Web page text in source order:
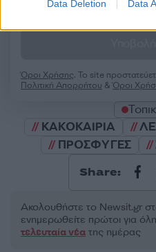
Data Deletion Data
Όροι Χρήσης. Το site
Πολιτική Απορρήτου &Όροι
ΚΑΚΟΚΑΙΡΙΑ
ΠΡΟΣΦΥΓΕΣ
Share:
Ακολουθήστε το Νewsit.gr
ενημερωθείτε πρώτοι για
τελευταία νέα της ημέρας